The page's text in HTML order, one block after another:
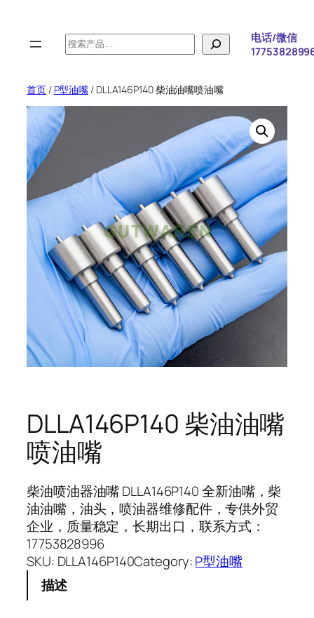
搜
索
电话/微信
首页/ P型油嘴 / DLLA146P140 柴油油嘴喷油嘴
DLLA146P140 柴油油嘴
喷油嘴
柴油喷油器油嘴 DLLA146P140 全新油嘴，柴
油油嘴，油头，喷油器维修配件，专供外贸
企业，质量稳定，长期出口，联系方式：
17753828996
SKU: DLLA146P140Category:P型油嘴
描述